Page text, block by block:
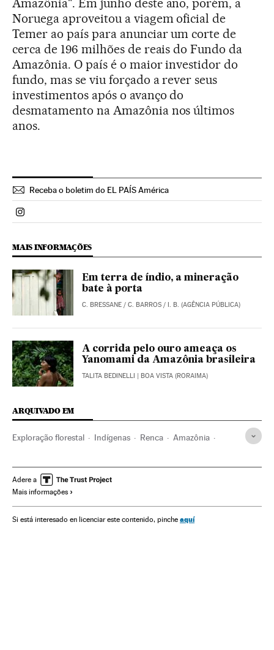
Amazônia". Em junho deste ano, porém, a
Noruega aproveitou a viagem oficial de
Temer ao país para anunciar um corte de
cerca de 196 milhões de reais do Fundo da
Amazônia. O país é o maior investidor do
fundo, mas se viu forçado a rever seus
investimentos após o avanço do
desmatamento na Amazônia nos últimos
anos.
Receba o boletim do EL PAÍS América
Politica El País Brasil en Instagram
MAIS INFORMAÇÕES
Em terra de índio, a mineração
bate à porta
C. BRESSANE / C. BARROS / I. B. (AGÊNCIA PÚBLICA)
A corrida pelo ouro ameaça os
Yanomami da Amazônia brasileira
TALITA BEDINELLI | BOA VISTA (RORAIMA)
ARQUIVADO EM
Exploração florestal Indígenas Renca Amazônia
Presidente Brasil Presidência Brasil
Espaços naturais
América Latina Governo Matérias-primas
Adere a
Mais informações
Si está interesado en licenciar este contenido, pinche aquí